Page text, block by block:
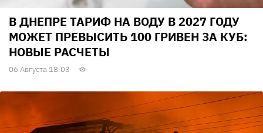
В ДНЕПРЕ ТАРИФ НА ВОДУ В 2027 ГОДУ
МОЖЕТ ПРЕВЫСИТЬ 100 ГРИВЕН ЗА КУБ:
НОВЫЕ РАСЧЕТЫ
06 Августа 18:03